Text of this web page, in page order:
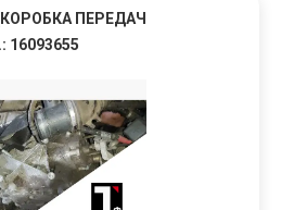
(КОРОБКА ПЕРЕДАЧ